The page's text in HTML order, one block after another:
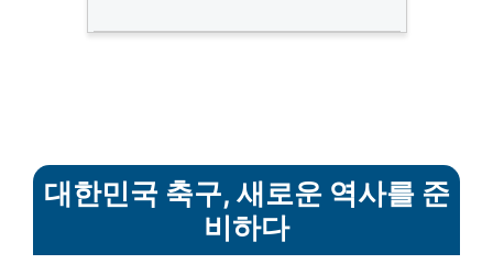
대한민국 축구, 새로운 역사를 준
비하다